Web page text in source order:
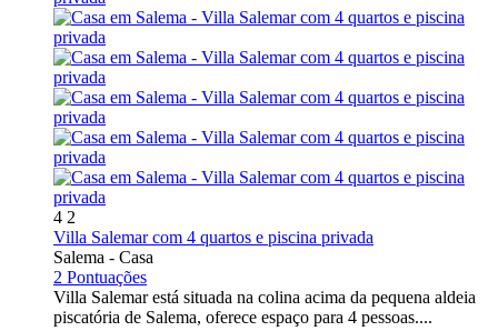
4 2
Villa Salemar com 4 quartos e piscina privada
Salema - Casa
2 Pontuações
Villa Salemar está situada na colina acima da pequena aldeia
piscatória de Salema, oferece espaço para 4 pessoas....